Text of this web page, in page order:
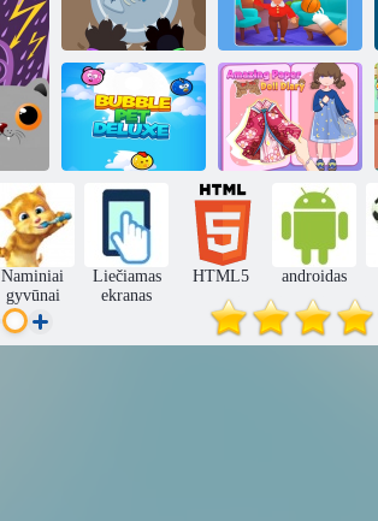
Blogas katės
treniruoklis
Katė iš pragaro -
katės
simuliatorius
„Bubble Pet
Deluxe“
popieriaus lėlių
dienoraštis
Naminiai
gyvūnai
Liečiamas
ekranas
HTML5 androidas